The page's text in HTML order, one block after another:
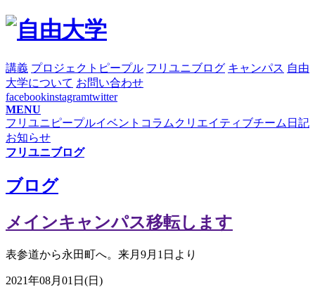
講義 プロジェクト ピープル フリユニブログ キャンパス 自由
大学について お問い合わせ
facebookinstagramtwitter
MENU
フリユニピープルイベント コラム クリエイティブチーム日記
お知らせ
フリユニブログ
ブログ
メインキャンパス移転します
表参道から永田町へ。来月9月1日より
2021年08月01日(日)